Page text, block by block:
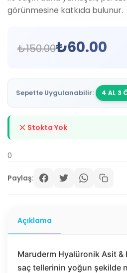
görünmesine katkıda bulunur.
₺150.00₺60.00
Sepette Uygulanabilir: 4 AL 3
Stokta Yok
0
Paylaş:
Açıklama
Maruderm Hyalüronik Asit &
saç tellerinin yoğun şekilde